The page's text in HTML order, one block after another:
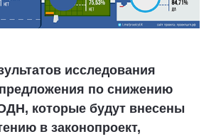
исследования
по снижению
которые будут внесены
в законопроект,